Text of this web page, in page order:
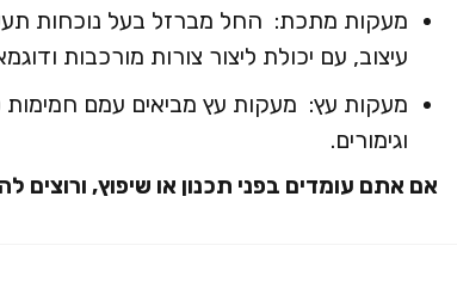
מעקות מתכת: החל מברזל בעל נוכחות
עיצוב, עם יכולת ליצור צורות מורכבות
מעקות עץ: מעקות עץ מביאים עמם חמימות
וגימורים.
אם אתם עומדים בפני תכנון או שיפוץ,